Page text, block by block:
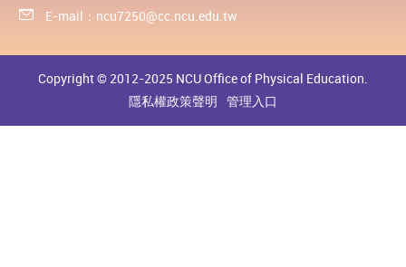
E-mail： ncu7250@cc.ncu.edu.tw
Copyright © 2012-2025 NCU Office of Physical Education.
隱私權政策聲明 管理入口